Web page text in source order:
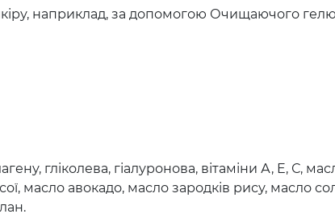
наприклад, за допомогою Очищаючого гелю
гліколева, гіалуронова, вітаміни А, E, С,
масло авокадо, масло зародків рису, масло